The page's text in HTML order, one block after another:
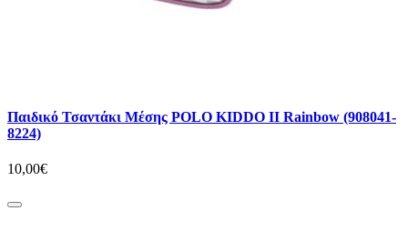
Παιδικό Τσαντάκι Μέσης POLO KIDDO II Rainbow (908041-
8224)
10,00€